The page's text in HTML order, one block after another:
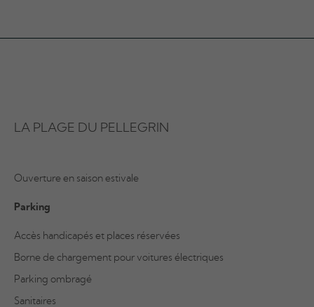
LA PLAGE DU PELLEGRIN
Ouverture en saison estivale
Parking
Accès handicapés et places réservées
Borne de chargement pour voitures électriques
Parking ombragé
Sanitaires